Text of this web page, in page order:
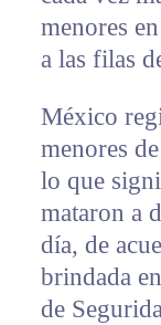
menores
a las filas
México
menores
lo que
mataron a
día, de
brindada
de